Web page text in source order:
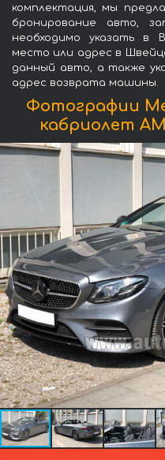
комплектация, мы
бронирование авто,
необходимо указать в
место или адрес в
данный авто, а также
адрес возврата машины.
Фотографии
кабриолет